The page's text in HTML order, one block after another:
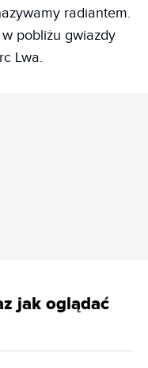
radiantem.
pobliżu gwiazdy
Lwa.
jak oglądać